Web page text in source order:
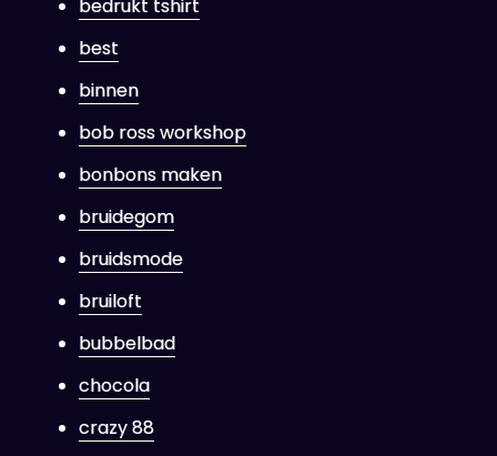
bedrukt tshirt
best
binnen
bob ross workshop
bonbons maken
bruidegom
bruidsmode
bruiloft
bubbelbad
chocola
crazy 88